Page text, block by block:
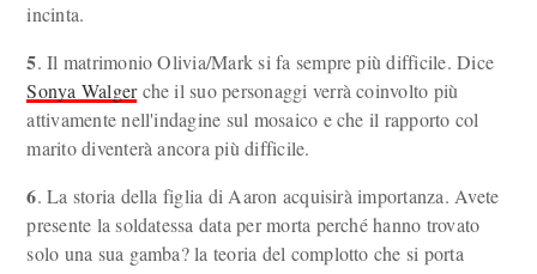
incinta.
5. Il matrimonio Olivia/Mark si fa sempre più difficile. Dice
Sonya Walgerche il suo personaggi verrà coinvolto più
attivamente nell'indagine sul mosaico e che il rapporto col
marito diventerà ancora più difficile.
6. La storia della figlia di Aaron acquisirà importanza. Avete
presente la soldatessa data per morta perché hanno trovato
solo una sua gamba? la teoria del complotto che si porta